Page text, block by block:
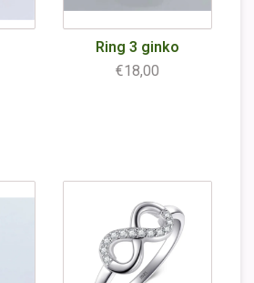
Ring 3 ginko
€18,00